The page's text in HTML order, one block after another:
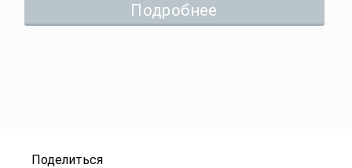
Подробнее
Поделиться